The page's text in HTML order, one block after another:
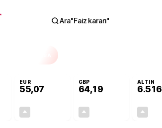
Ara"Faiz kararı"
EUR
55,07
GBP
64,19
ALTIN
6.516